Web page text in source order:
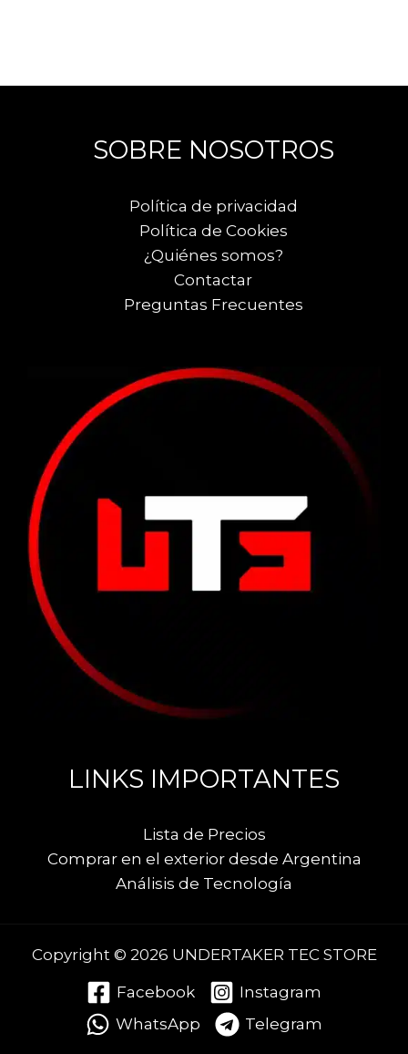
SOBRE NOSOTROS
Política de privacidad
Política de Cookies
¿Quiénes somos?
Contactar
Preguntas Frecuentes
LINKS IMPORTANTES
Lista de Precios
Comprar en el exterior desde Argentina
Análisis de Tecnología
Copyright © 2026 UNDERTAKER TEC STORE
Facebook
Instagram
WhatsApp
Telegram